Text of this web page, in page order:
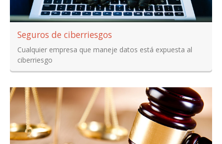
Seguros de ciberriesgos
Cualquier empresa que maneje datos está expuesta al
ciberriesgo